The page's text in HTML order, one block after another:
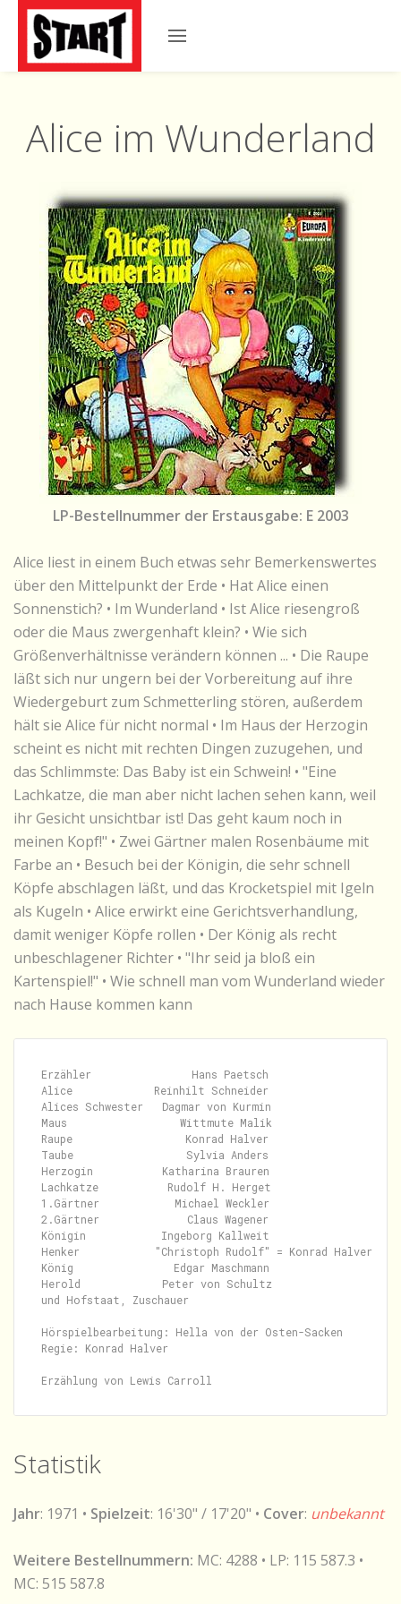
Alice im Wunderland
LP-Bestellnummer der Erstausgabe: E 2003
Alice liest in einem Buch etwas sehr Bemerkenswertes
über den Mittelpunkt der Erde • Hat Alice einen
Sonnenstich? • Im Wunderland • Ist Alice riesengroß
oder die Maus zwergenhaft klein? • Wie sich
Größenverhältnisse verändern können ... • Die Raupe
läßt sich nur ungern bei der Vorbereitung auf ihre
Wiedergeburt zum Schmetterling stören, außerdem
hält sie Alice für nicht normal • Im Haus der Herzogin
scheint es nicht mit rechten Dingen zuzugehen, und
das Schlimmste: Das Baby ist ein Schwein! • "Eine
Lachkatze, die man aber nicht lachen sehen kann, weil
ihr Gesicht unsichtbar ist! Das geht kaum noch in
meinen Kopf!" • Zwei Gärtner malen Rosenbäume mit
Farbe an • Besuch bei der Königin, die sehr schnell
Köpfe abschlagen läßt, und das Krocketspiel mit Igeln
als Kugeln • Alice erwirkt eine Gerichtsverhandlung,
damit weniger Köpfe rollen • Der König als recht
unbeschlagener Richter • "Ihr seid ja bloß ein
Kartenspiel!" • Wie schnell man vom Wunderland wieder
nach Hause kommen kann
Erzähler                Hans Paetsch
Alice             Reinhilt Schneider
Alices Schwester   Dagmar von Kurmin
Maus                  Wittmute Malik
Raupe                  Konrad Halver
Taube                  Sylvia Anders
Herzogin           Katharina Brauren
Lachkatze           Rudolf H. Herget
1.Gärtner            Michael Weckler
2.Gärtner              Claus Wagener
Königin            Ingeborg Kallweit
Henker            "Christoph Rudolf" = Konrad Halver
König                Edgar Maschmann
Herold             Peter von Schultz
und Hofstaat, Zuschauer
Hörspielbearbeitung: Hella von der Osten-Sacken
Regie: Konrad Halver
Statistik
Jahr: 1971 • Spielzeit: 16'30" / 17'20" • Cover: unbekannt
Weitere Bestellnummern: MC: 4288 • LP: 115 587.3 •
MC: 515 587.8